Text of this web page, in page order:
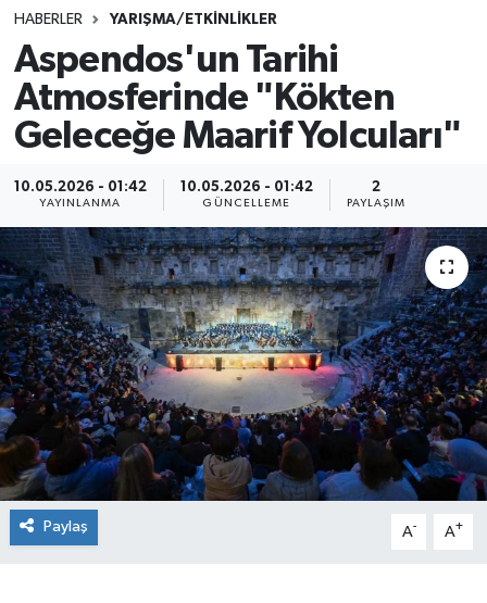
HABERLER YARIŞMA/ETKİNLİKLER
Aspendos'un Tarihi
Atmosferinde "Kökten
Geleceğe Maarif Yolcuları"
10.05.2026 - 01:42
YAYINLANMA
10.05.2026 - 01:42
GÜNCELLEME
2
PAYLAŞIM
Paylaş A- A+
YARIŞMA/ETKİNLİKLER
ANKET
MEVZUAT/KARARLAR